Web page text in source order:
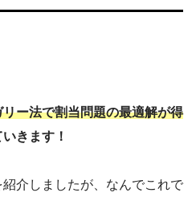
ー法で割当問題の最適解が得
きます！
介しましたが、なんでこれで